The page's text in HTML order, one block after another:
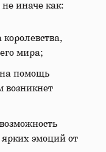
иначе как:
мира;
помощь
возникнет
ярких эмоций от